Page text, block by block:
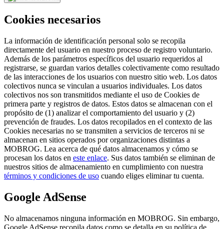
Cookies necesarios
La información de identificación personal solo se recopila
directamente del usuario en nuestro proceso de registro voluntario.
Además de los parámetros específicos del usuario requeridos al
registrarse, se guardan varios detalles colectivamente como resultado
de las interacciones de los usuarios con nuestro sitio web. Los datos
colectivos nunca se vinculan a usuarios individuales. Los datos
colectivos nos son transmitidos mediante el uso de Cookies de
primera parte y registros de datos. Estos datos se almacenan con el
propósito de (1) analizar el comportamiento del usuario y (2)
prevención de fraudes. Los datos recopilados en el contexto de las
Cookies necesarias no se transmiten a servicios de terceros ni se
almacenan en sitios operados por organizaciones distintas a
MOBROG. Lea acerca de qué datos almacenamos y cómo se
procesan los datos en este enlace. Sus datos también se eliminan de
nuestros sitios de almacenamiento en cumplimiento con nuestra
términos y condiciones de uso cuando eliges eliminar tu cuenta.
Google AdSense
No almacenamos ninguna información en MOBROG. Sin embargo,
Google AdSense recopila datos como se detalla en su política de